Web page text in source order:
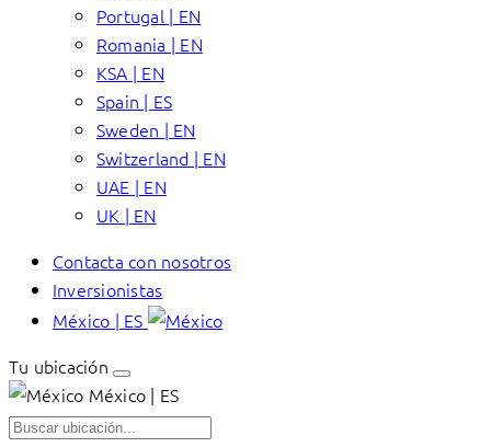
Portugal | EN
Romania | EN
KSA | EN
Spain | ES
Sweden | EN
Switzerland | EN
UAE | EN
UK | EN
Contacta con nosotros
Inversionistas
México | ES
Tu ubicación
México | ES